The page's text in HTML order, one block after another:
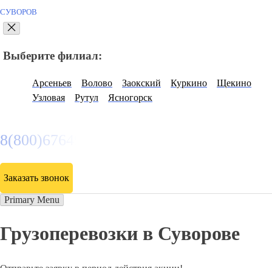
СУВОРОВ
Выберите филиал:
Арсеньев Волово Заокский Куркино
Щекино
Узловая
Рутул Ясногорск
8(800)6764935
Заказать звонок
Primary Menu
Грузоперевозки в Суворове